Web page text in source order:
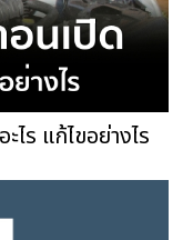
ร แก้ไขอย่างไร